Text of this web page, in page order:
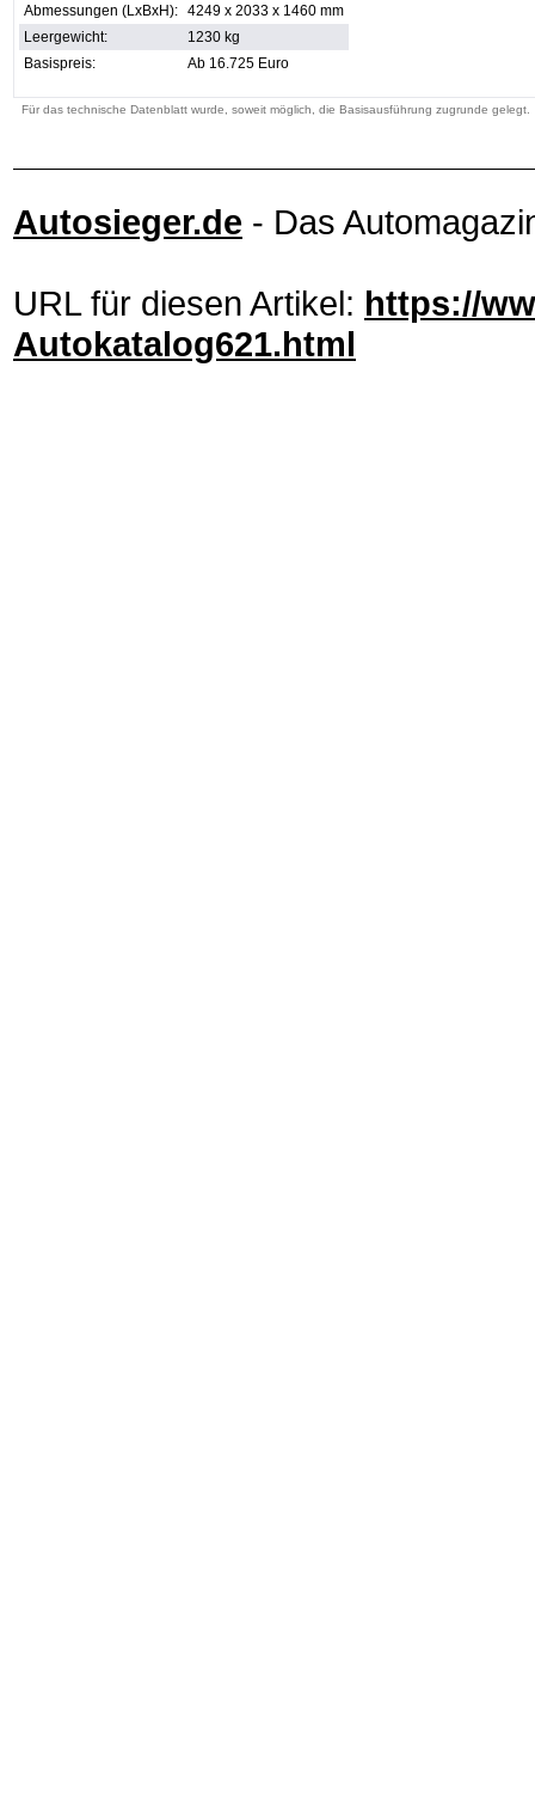
Abmessungen (LxBxH): 4249 x 2033 x 1460 mm
Leergewicht:
1230 kg
Basispreis:
Ab 16.725 Euro
Für das technische Datenblatt wurde, soweit möglich, die Basisausführung zugrunde gelegt.
Autosieger.de - Das
URL für diesen Artikel: https://
Autokatalog621.html